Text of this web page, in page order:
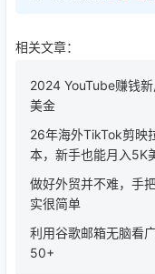
相关文章：
2024 YouTube赚钱
美金
26年海外TikTok剪映
本，新手也能月入5K
做好外贸并不难，手
实很简单
利用谷歌邮箱无脑看
50+